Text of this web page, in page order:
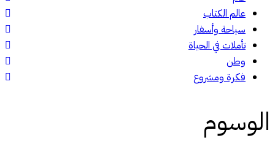
عالم الكتاب
سياحة وأسفار
تأملات في الحياة
وطن
فكرة ومشروع
الوسوم